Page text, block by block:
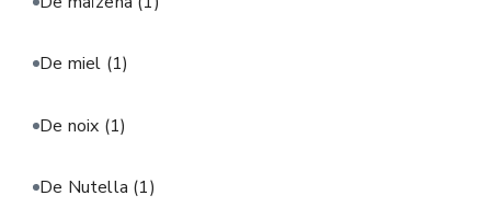
De miel (1)
De noix (1)
De Nutella (1)